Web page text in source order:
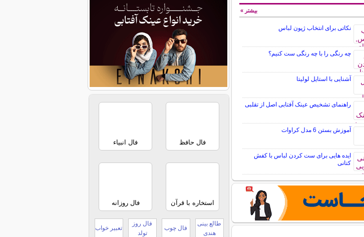
نکاتی برای انتخاب ژپون لباس
چه رنگی را با چه رنگی ست کنیم؟
آشنایی با استایل لولیتا
راهنمای تشخیص عینک آفتابی اصل از تقلبی
آموزش بستن 6 مدل کراوات
ایده هایی برای ست کردن لباس با کفش
کتانی
بیشتر »
فال حافظ فال انبیاء
استخاره با قرآن فال روزانه
طالع بینی
هندی
فال چوب
فال روز
تولد
تعبیر خواب